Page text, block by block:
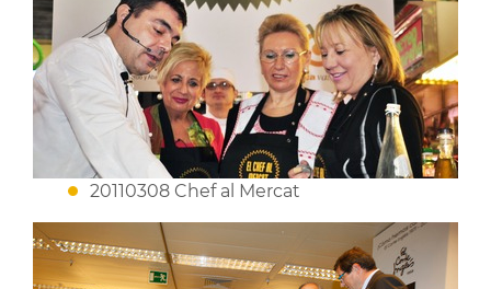
20110308 Chef al Mercat